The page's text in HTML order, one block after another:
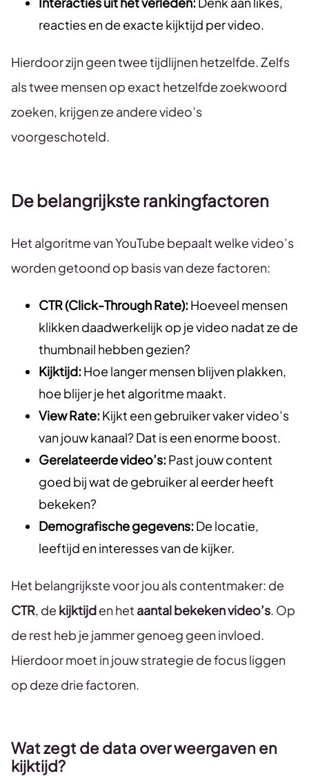
reacties en de exacte kijktijd per video.
Hierdoor zijn geen twee tijdlijnen hetzelfde. Zelfs
als twee mensen op exact hetzelfde zoekwoord
zoeken, krijgen ze andere video’s
voorgeschoteld.
De belangrijkste rankingfactoren
Het algoritme van YouTube bepaalt welke video’s
worden getoond op basis van deze factoren:
CTR (Click-Through Rate): Hoeveel mensen
klikken daadwerkelijk op je video nadat ze de
thumbnail hebben gezien?
Kijktijd: Hoe langer mensen blijven plakken,
hoe blijer je het algoritme maakt.
View Rate: Kijkt een gebruiker vaker video’s
van jouw kanaal? Dat is een enorme boost.
Gerelateerde video’s: Past jouw content
goed bij wat de gebruiker al eerder heeft
bekeken?
Demografische gegevens: De locatie,
leeftijd en interesses van de kijker.
Het belangrijkste voor jou als contentmaker: de
CTR, de kijktijden het aantal bekeken video’s. Op
de rest heb je jammer genoeg geen invloed.
Hierdoor moet in jouw strategie de focus liggen
op deze drie factoren.
Wat zegt de data over weergaven en
kijktijd?